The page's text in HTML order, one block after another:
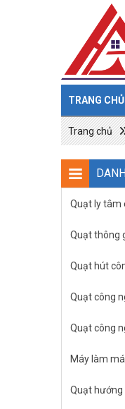
TRANG CHỦ
Trang chủ
Quạt ly tâm
Quạt thông
Quạt hút
Quạt công
Quạt công
Máy làm
Quạt hướng